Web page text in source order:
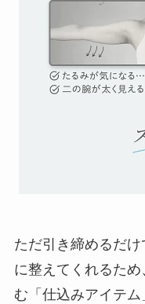
ただ引き締めるだ
に整えてくれるた
む「仕込みアイテ